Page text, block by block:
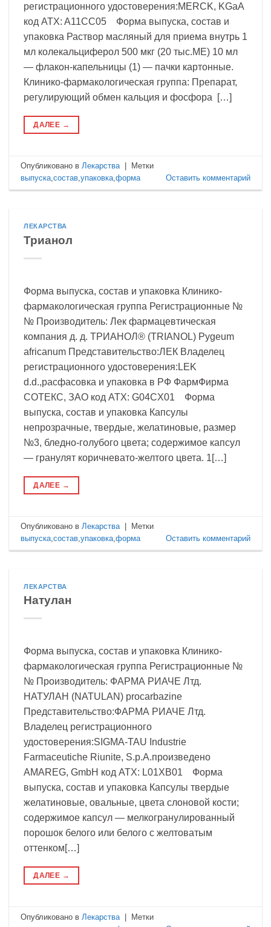
регистрационного удостоверения:MERCK, KGaA
код ATX: A11CC05 Форма выпуска, состав и
упаковка Раствор масляный для приема внутрь 1
мл колекальциферол 500 мкг (20 тыс.МЕ) 10 мл
— флакон-капельницы (1) — пачки картонные.
Клинико-фармакологическая группа: Препарат,
регулирующий обмен кальция и фосфора […]
ДАЛЕЕ →
Опубликовано вЛекарства
Метки
выпуска,состав,упаковка,форма Оставить комментарий
ЛЕКАРСТВА
Трианол
Форма выпуска, состав и упаковка Клинико-
фармакологическая группа Регистрационные №
№ Производитель: Лек фармацевтическая
компания д. д. ТРИАНОЛ® (TRIANOL) Pygeum
africanum Представительство:ЛЕК Владелец
регистрационного удостоверения:LEK
d.d.,расфасовка и упаковка в РФ ФармФирма
СОТЕКС, ЗАО код ATX: G04CX01 Форма
выпуска, состав и упаковка Капсулы
непрозрачные, твердые, желатиновые, размер
№3, бледно-голубого цвета; содержимое капсул
— гранулят коричневато-желтого цвета. 1[…]
ДАЛЕЕ →
Опубликовано в Лекарства
Метки
выпуска ,состав ,упаковка ,форма Оставить комментарий
ЛЕКАРСТВА
Натулан
Форма выпуска, состав и упаковка Клинико-
фармакологическая группа Регистрационные №
№ Производитель: ФАРМА РИАЧЕ Лтд.
НАТУЛАН (NATULAN) procarbazine
Представительство:ФАРМА РИАЧЕ Лтд.
Владелец регистрационного
удостоверения:SIGMA-TAU Industrie
Farmaceutiche Riunite, S.p.A.произведено
AMAREG, GmbH код ATX: L01XB01 Форма
выпуска, состав и упаковка Капсулы твердые
желатиновые, овальные, цвета слоновой кости;
содержимое капсул — мелкогранулированный
порошок белого или белого с желтоватым
оттенком[…]
ДАЛЕЕ →
Опубликовано в Лекарства | Метки